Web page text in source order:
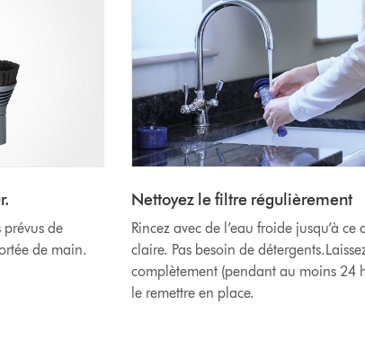
prévus de
de main.
Nettoyez le filtre régulièrement
Rincez avec de l’eau froide jusqu’à ce
claire. Pas besoin de
complètement (pendant au moins 24
le remettre en place.